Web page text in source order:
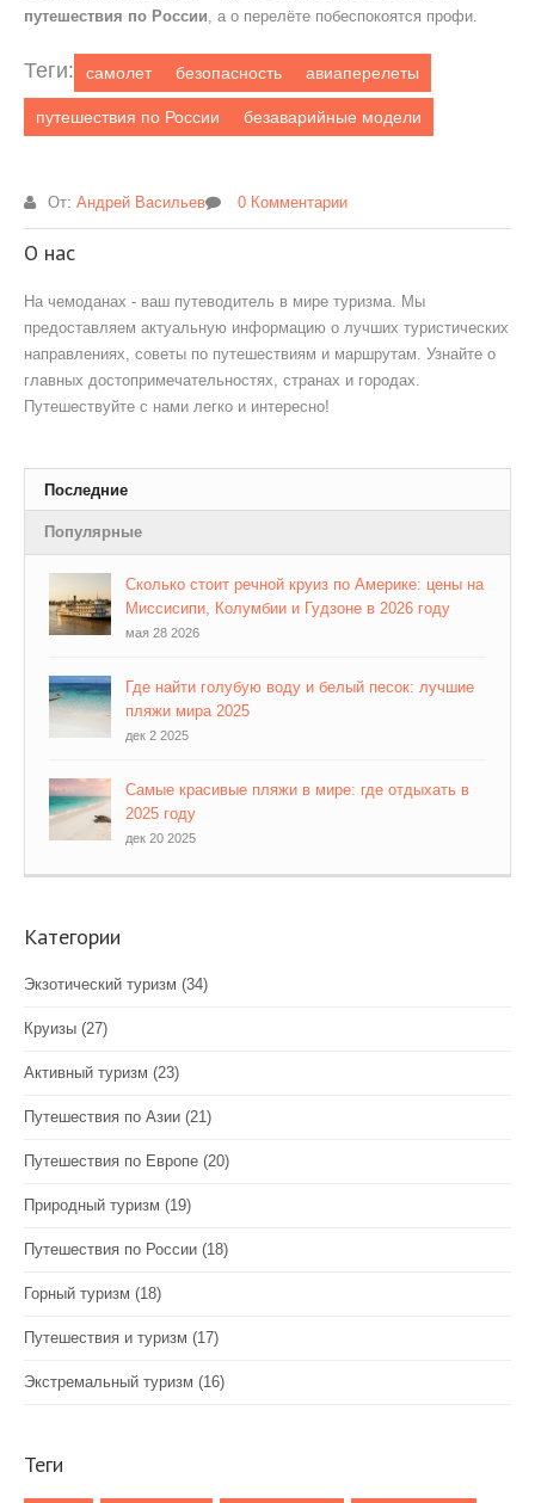
путешествия по России, а о перелёте побеспокоятся профи.
Теги: самолет безопасность авиаперелеты
путешествия по России безаварийные модели
От: Андрей Васильев 0 Комментарии
О нас
На чемоданах - ваш путеводитель в мире туризма. Мы
предоставляем актуальную информацию о лучших туристических
направлениях, советы по путешествиям и маршрутам. Узнайте о
главных достопримечательностях, странах и городах.
Путешествуйте с нами легко и интересно!
Последние
Популярные
Сколько стоит речной круиз по Америке: цены на
Миссисипи, Колумбии и Гудзоне в 2026 году
мая 28 2026
Где найти голубую воду и белый песок: лучшие
пляжи мира 2025
дек 2 2025
Самые красивые пляжи в мире: где отдыхать в
2025 году
дек 20 2025
Категории
Экзотический туризм (34)
Круизы (27)
Активный туризм (23)
Путешествия по Азии (21)
Путешествия по Европе (20)
Природный туризм (19)
Путешествия по России (18)
Горный туризм (18)
Путешествия и туризм (17)
Экстремальный туризм (16)
Теги